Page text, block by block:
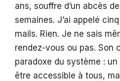
ans, souffre d’un abcès
semaines. J’ai appelé
mails. Rien. Je ne sais
rendez-vous ou pas. Son
paradoxe du système :
être accessible à tous,